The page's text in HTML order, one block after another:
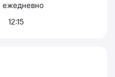
ежедневно
12:15